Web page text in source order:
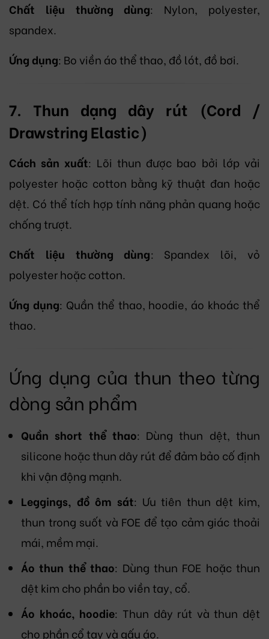
Chất liệu thường dùng: Nylon, polyester,
spandex.
Ứng dụng: Bo viền áo thể thao, đồ lót, đồ bơi.
7. Thun dạng dây rút (Cord /
Drawstring Elastic)
Cách sản xuất: Lõi thun được bao bởi lớp vải
polyester hoặc cotton bằng kỹ thuật đan hoặc
dệt. Có thể tích hợp tính năng phản quang hoặc
chống trượt.
Chất liệu thường dùng: Spandex lõi, vỏ
polyester hoặc cotton.
Ứng dụng: Quần thể thao, hoodie, áo khoác thể
thao.
Ứng dụng của thun theo từng
dòng sản phẩm
Quần short thể thao: Dùng thun dệt, thun
silicone hoặc thun dây rút để đảm bảo cố định
khi vận động mạnh.
Leggings, đồ ôm sát: Ưu tiên thun dệt kim,
thun trong suốt và FOE để tạo cảm giác thoải
mái, mềm mại.
Áo thun thể thao: Dùng thun FOE hoặc thun
dệt kim cho phần bo viền tay, cổ.
Áo khoác, hoodie: Thun dây rút và thun dệt
cho phần cổ tay và gấu áo.